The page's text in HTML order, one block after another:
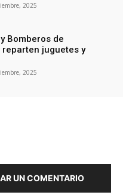
2025
Bomberos de
juguetes y
2025
UN COMENTARIO